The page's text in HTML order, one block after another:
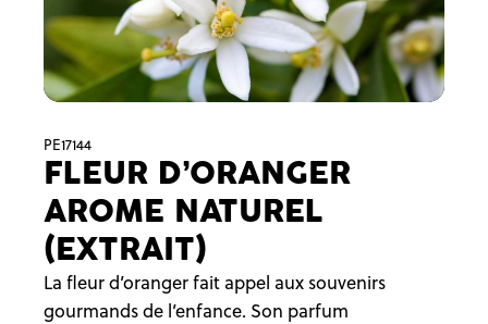
PE17144
FLEUR D’ORANGER
AROME NATUREL
(EXTRAIT)
La fleur d’oranger fait appel aux souvenirs
gourmands de l’enfance. Son parfum